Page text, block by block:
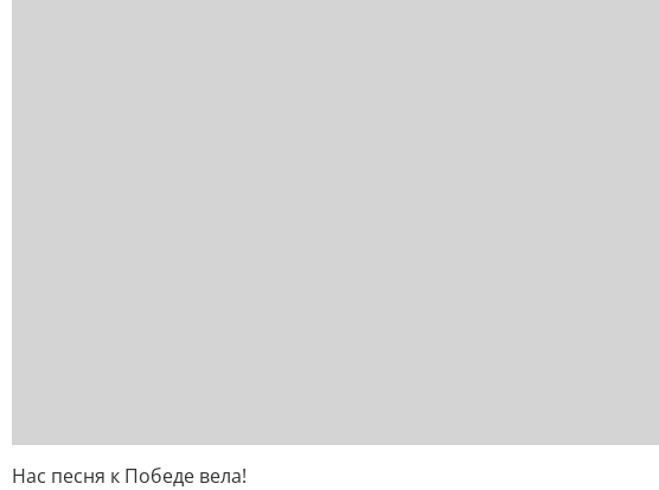
Нас песня к Победе вела!